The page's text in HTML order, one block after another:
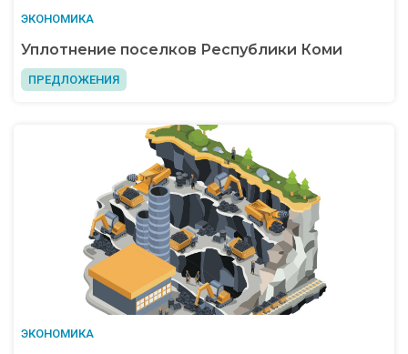
ЭКОНОМИКА
Уплотнение поселков Республики Коми
ПРЕДЛОЖЕНИЯ
ЭКОНОМИКА